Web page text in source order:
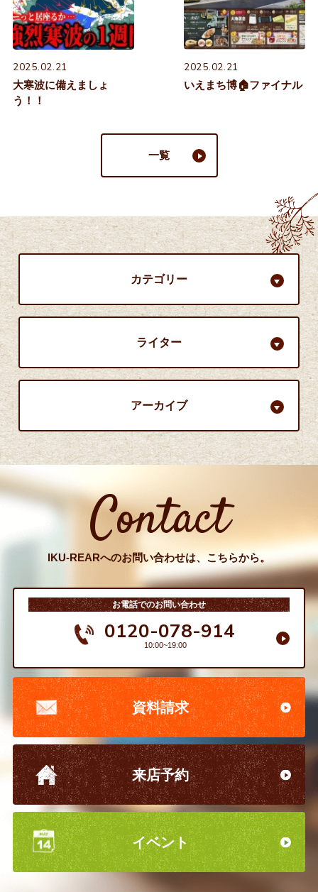
2025.02.21
大寒波に備えましょ
う！！
2025.02.21
いえまち博🏠ファイナル
一覧
カテゴリー
ライター
アーカイブ
Contact
IKU-REARへのお問い合わせは、こちらから。
お電話でのお問い合わせ
0120-078-914
10:00~19:00
資料請求
来店予約
イベント